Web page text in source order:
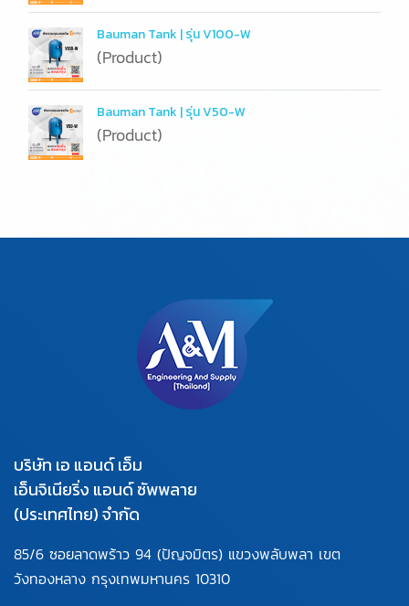
Bauman Tank | รุ่น V100-W
(Product)
Bauman Tank | รุ่น V50-W
(Product)
บริษัท เอ แอนด์ เอ็ม
เอ็นจิเนียริ่ง แอนด์ ซัพพลาย
(ประเทศไทย) จำกัด
85/6 ซอยลาดพร้าว 94 (ปัญจมิตร) แขวงพลับพลา เขต
วังทองหลาง กรุงเทพมหานคร 10310